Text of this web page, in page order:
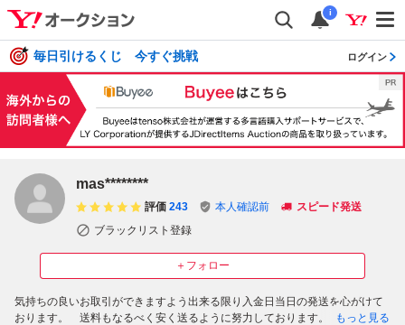
i
毎日引けるくじ 今すぐ挑戦 ログイン
mas********
＋フォロー
評価 243 本人確認前
スピード発送
ブラックリスト登録
気持ちの良いお取引ができますよう出来る限り入金日当日の発送を心がけて
おります。　送料もなるべく安く送るように努力しております。 ご相談や交
もっと見る